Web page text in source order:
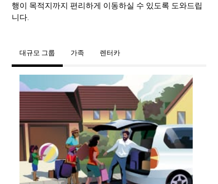
행이 목적지까지 편리하게 이동하실 수 있도록 도와드립
니다.
대규모 그룹 가족 렌터카